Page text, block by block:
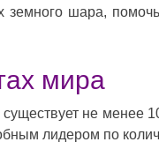
земного шара,
мира
не менее
лидером по